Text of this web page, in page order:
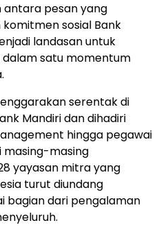
antara pesan yang
sosial Bank
landasan untuk
satu momentum
serentak di
Mandiri dan dihadiri
hingga pegawai
masing-masing
yayasan mitra yang
turut diundang
bagian dari pengalaman